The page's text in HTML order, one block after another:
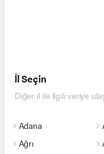
İl Seçin
Diğer il ile ilgili veriye
Adana
Ağrı